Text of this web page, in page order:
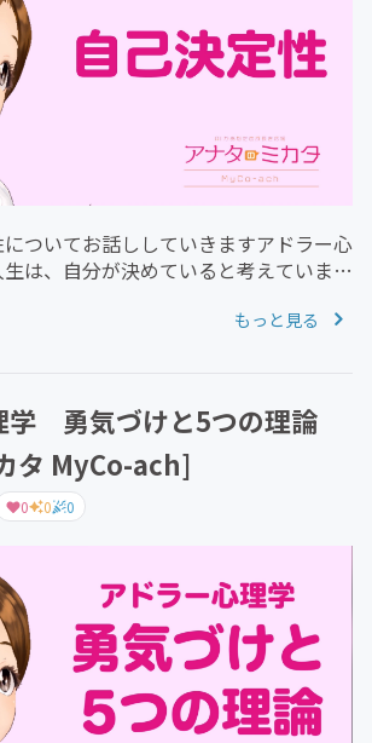
ついてお話ししていきますアドラー心
は、自分が決めていると考えていま
べています＋＋＋＋＋＋＋＋＋＋＋＋
もっと見る
学 勇気づけと5つの理論
タ MyCo-ach]
0 0 0